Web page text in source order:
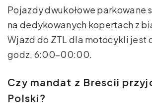
Pojazdy dwukołowe parkowane
na dedykowanych kopertach z
Wjazd do ZTL dla motocykli jest
godz. 6:00–00:00.
Czy mandat z Brescii
Polski?